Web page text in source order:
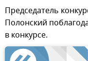
Председатель
Полонский
в конкурсе.